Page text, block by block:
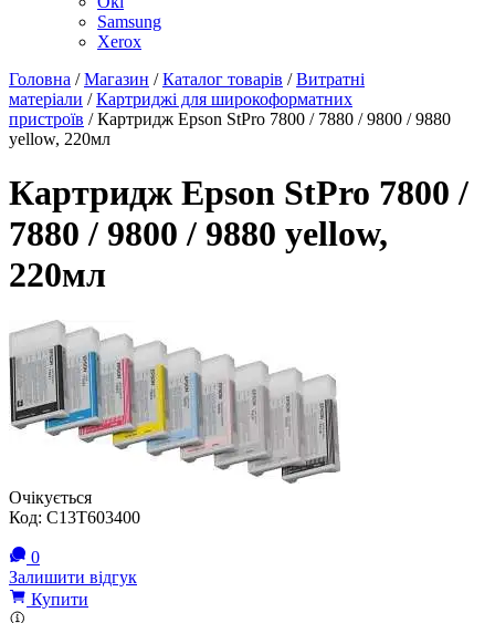
Samsung
Xerox
Головна /Магазин /Каталог товарів /Витратні
матеріали /Картриджі для широкоформатних
пристроїв / Картридж Epson StPro 7800 / 7880 / 9800 / 9880
yellow, 220мл
Картридж Epson StPro 7800 /
7880 / 9800 / 9880 yellow,
220мл
Очікується
Код: C13T603400
0
Залишити відгук
Купити